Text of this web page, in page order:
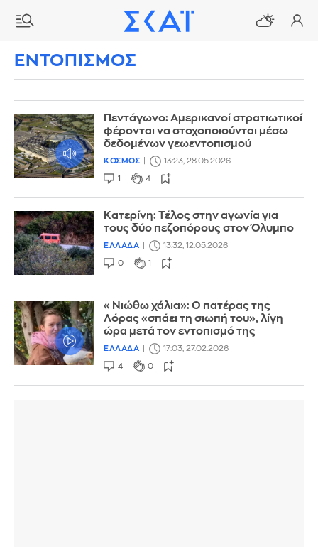
ΕΝΤΟΠΙΣΜΟΣ
Πεντάγωνο: Αμερικανοί στρατιωτικοί
φέρονται να στοχοποιούνται μέσω
δεδομένων γεωεντοπισμού
ΚΟΣΜΟΣ 13:23, 28.05.2026
1 4
Κατερίνη: Τέλος στην αγωνία για
τους δύο πεζοπόρους στον Όλυμπο
ΕΛΛΑΔΑ 13:32, 12.05.2026
0 1
«Νιώθω χάλια»: Ο πατέρας της
Λόρας «σπάει τη σιωπή του», λίγη
ώρα μετά τον εντοπισμό της
ΕΛΛΑΔΑ 17:03, 27.02.2026
4 0